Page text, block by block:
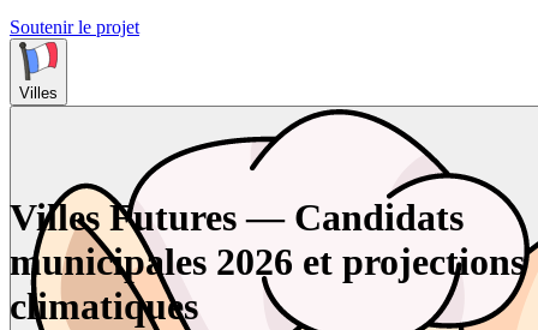
Soutenir le projet
Villes
Villes Futures — Candidats
municipales 2026 et projections
climatiques